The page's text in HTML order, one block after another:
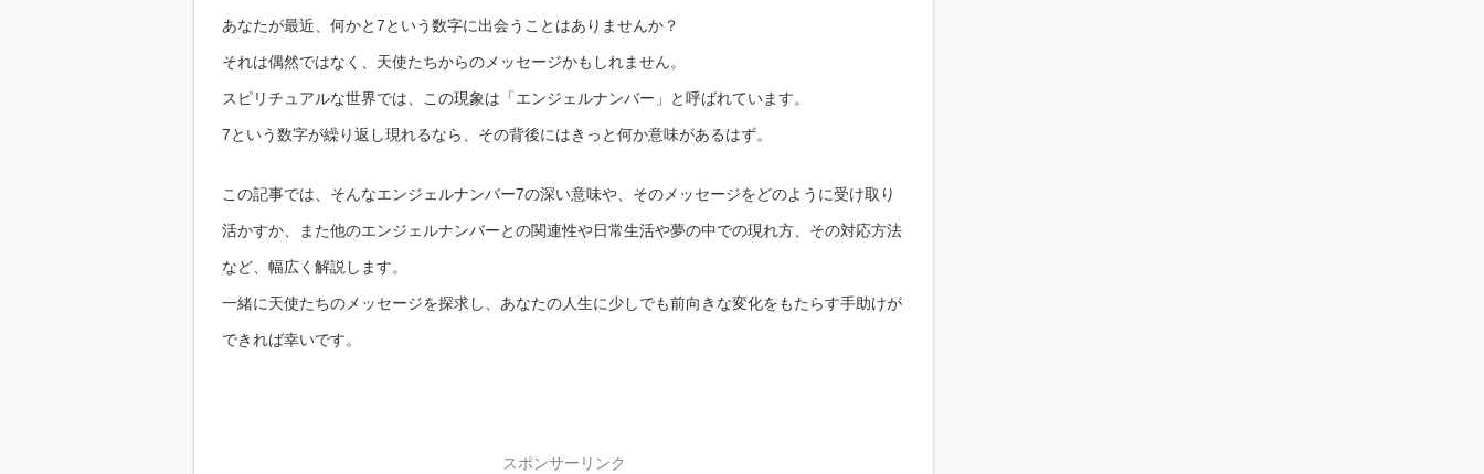
あなたが最近、何かと7という数字に出会うことはありませんか？
それは偶然ではなく、天使たちからのメッセージかもしれません。
スピリチュアルな世界では、この現象は「エンジェルナンバー」と呼ばれています。
7という数字が繰り返し現れるなら、その背後にはきっと何か意味があるはず。
この記事では、そんなエンジェルナンバー7の深い意味や、そのメッセージをどのように受け取り
活かすか、また他のエンジェルナンバーとの関連性や日常生活や夢の中での現れ方、その対応方法
など、幅広く解説します。
一緒に天使たちのメッセージを探求し、あなたの人生に少しでも前向きな変化をもたらす手助けが
できれば幸いです。
スポンサーリンク